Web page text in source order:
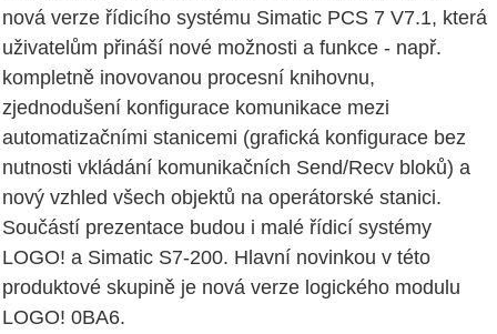
nová verze řídicího systému Simatic PCS 7 V7.1, která
uživatelům přináší nové možnosti a funkce - např.
kompletně inovovanou procesní knihovnu,
zjednodušení konfigurace komunikace mezi
automatizačními stanicemi (grafická konfigurace bez
nutnosti vkládání komunikačních Send/Recv bloků) a
nový vzhled všech objektů na operátorské stanici.
Součástí prezentace budou i malé řídicí systémy
LOGO! a Simatic S7-200. Hlavní novinkou v této
produktové skupině je nová verze logického modulu
LOGO! 0BA6.